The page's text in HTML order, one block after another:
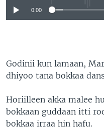
0:00
Godinii kun lamaan,
dhiyoo tana bokkaa
Horiilleen akka malee
bokkaan guddaan itti
bokkaa irraa hin hafu.